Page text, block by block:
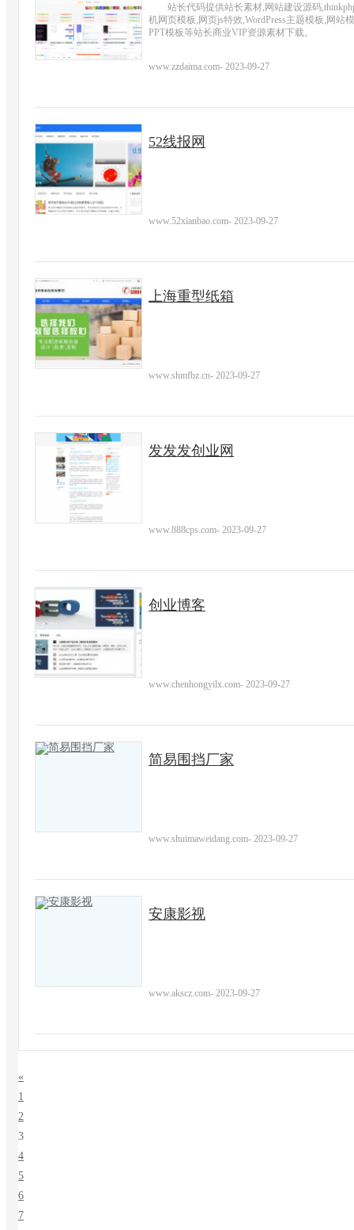
站长代码提供站长素材,网站建设源码
机网页模板,网页js特效,WordPress主题模板,网
PPT模板等站长商业VIP资源素材下载。
www.zzdaima.com- 2023-09-27
52线报网
www.52xianbao.com- 2023-09-27
上海重型纸箱
www.shmfbz.cn- 2023-09-27
发发发创业网
www.888cps.com- 2023-09-27
创业博客
www.chenhongyilx.com- 2023-09-27
简易围挡厂家
www.shuimaweidang.com- 2023-09-27
安康影视
www.akscz.com- 2023-09-27
«
1
2
3
4
5
6
7